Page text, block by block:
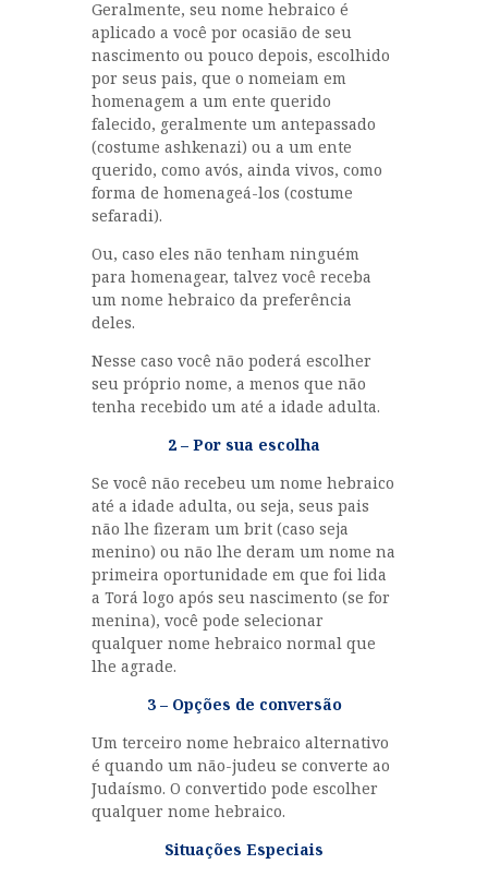
Geralmente, seu nome hebraico é
aplicado a você por ocasião de seu
nascimento ou pouco depois, escolhido
por seus pais, que o nomeiam em
homenagem a um ente querido
falecido, geralmente um antepassado
(costume ashkenazi) ou a um ente
querido, como avós, ainda vivos, como
forma de homenageá-los (costume
sefaradi).
Ou, caso eles não tenham ninguém
para homenagear, talvez você receba
um nome hebraico da preferência
deles.
Nesse caso você não poderá escolher
seu próprio nome, a menos que não
tenha recebido um até a idade adulta.
2 – Por sua escolha
Se você não recebeu um nome hebraico
até a idade adulta, ou seja, seus pais
não lhe fizeram um brit (caso seja
menino) ou não lhe deram um nome na
primeira oportunidade em que foi lida
a Torá logo após seu nascimento (se for
menina), você pode selecionar
qualquer nome hebraico normal que
lhe agrade.
3 – Opções de conversão
Um terceiro nome hebraico alternativo
é quando um não-judeu se converte ao
Judaísmo. O convertido pode escolher
qualquer nome hebraico.
Situações Especiais